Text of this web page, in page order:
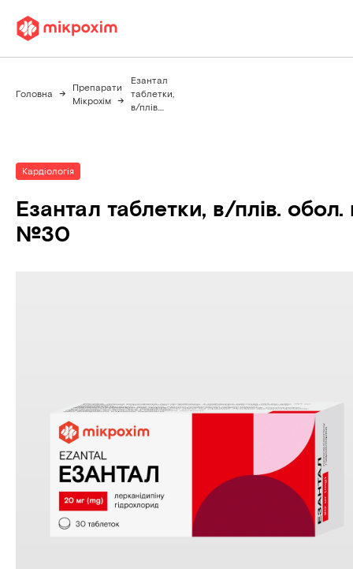
Головна
Препарати
Мікрохім
Езантал
таблетки,
в/плів....
Кардіологія
Езантал таблетки, в/плів.
№30